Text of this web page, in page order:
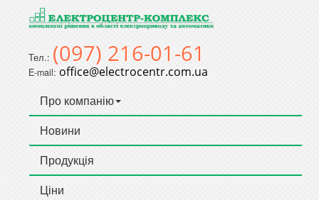
Тел.: (097) 216-01-61
E-mail: office@electrocentr.com.ua
Про компанію
Новини
Продукція
Ціни